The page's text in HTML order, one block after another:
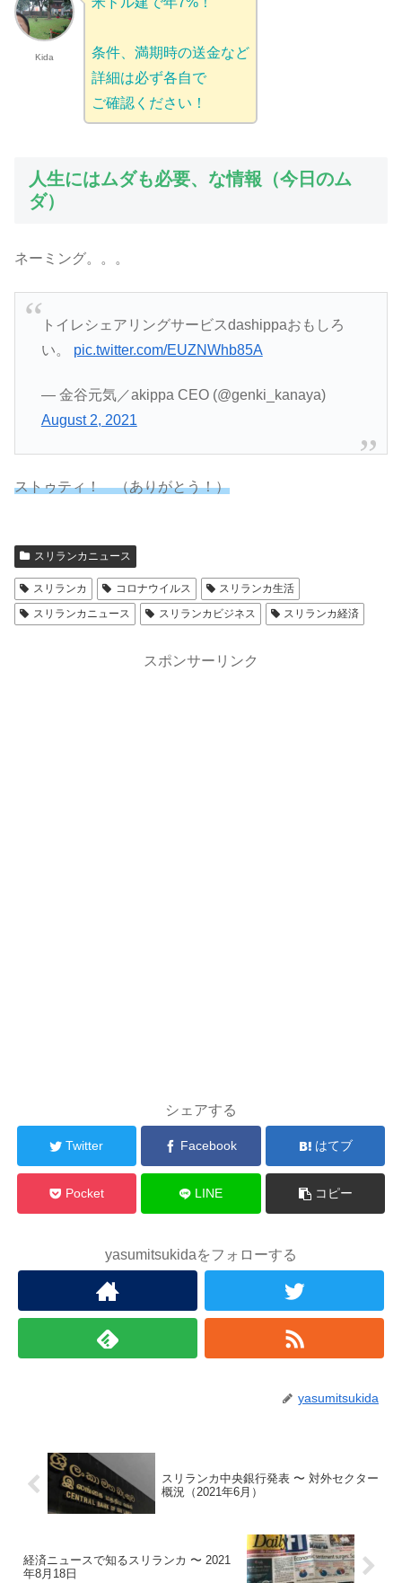
Kida
条件、満期時の送金など
詳細は必ず各自で
ご確認ください！
人生にはムダも必要、な情報（今日のム
ダ）
ネーミング。。。
トイレシェアリングサービスdashippaおもしろ
い。 pic.twitter.com/EUZNWhb85A
— 金谷元気／akippa CEO (@genki_kanaya)
August 2, 2021
ストゥティ！ （ありがとう！）
スリランカニュース
スリランカ コロナウイルス
スリランカ生活
スリランカニュース
スリランカビジネス スリランカ経済
スポンサーリンク
シェアする
Twitter Facebook はてブ
Pocket LINE コピー
yasumitsukidaをフォローする
yasumitsukida
スリランカ中央銀行発表 〜 対外セクター
概況（2021年6月）
経済ニュースで知るスリランカ 〜 2021
年8月18日